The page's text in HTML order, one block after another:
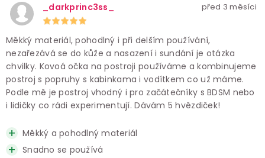
_darkprinc3ss_ před 3 měsíci
Měkký materiál, pohodlný i při delším používání,
nezařezává se do kůže a nasazení i sundání je otázka
chvilky. Kovoá očka na postroji používáme a kombinujeme
postroj s popruhy s kabinkama i vodítkem co už máme.
Podle mě je postroj vhodný i pro začátečníky s BDSM nebo
i lidičky co rádi experimentují. Dávám 5 hvězdiček!
Měkký a pohodlný materiál
Snadno se používá